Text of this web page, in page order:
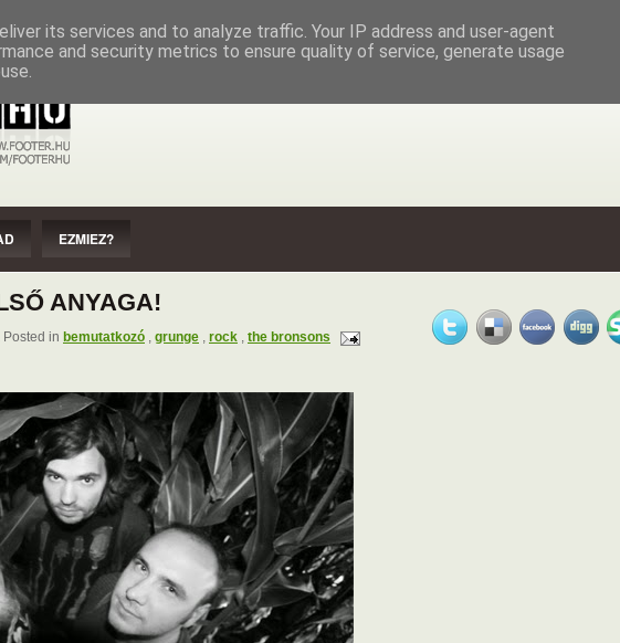
EZMIEZ? IMPRESSZUM SZERZŐI JOGOK
EZMIEZ?
ANYAGA!
Posted in bemutatkozó , grunge , rock , the bronsons
its services and to analyze traffic. Your IP address and user-agent
and security metrics to ensure quality of service, generate usage